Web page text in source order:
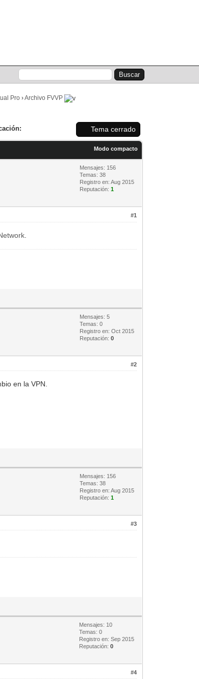
Pro ›Archivo FVVP
Tema cerrado
Modo compacto
Mensajes: 156
Temas: 38
Registro en: Aug 2015
Reputación:1
#1
Mensajes: 5
Temas: 0
Registro en: Oct 2015
Reputación:0
#2
en la VPN.
Mensajes: 156
Temas: 38
Registro en: Aug 2015
Reputación:1
#3
Mensajes: 10
Temas: 0
Registro en: Sep 2015
Reputación:0
#4